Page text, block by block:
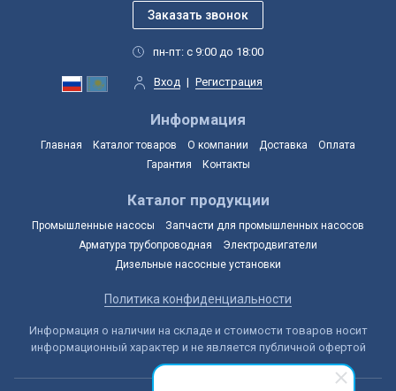
пн-пт: с 9:00 до 18:00
Вход | Регистрация
Информация
Главная Каталог товаров О компании Доставка
Оплата
Гарантия
Контакты
Каталог продукции
Промышленные насосы
Запчасти для промышленных насосов
Арматура трубопроводная
Электродвигатели
Дизельные насосные установки
Политика конфиденциальности
Информация о наличии на складе и стоимости товаров носит
информационный характер и не является публичной офертой